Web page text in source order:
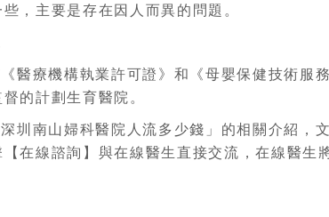
，主要是存在因人而異的問題。
醫療機構執業許可證》和《母嬰保健技術服
的計劃生育醫院。
圳南山婦科醫院人流多少錢」的相關介紹，
在線諮詢】與在線醫生直接交流，在線醫生